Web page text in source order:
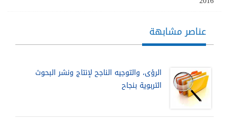
عناصر مشابهة
الرؤى، والتوجيه الناجح لإنتاج ونشر البحوث
التربوية بنجاح